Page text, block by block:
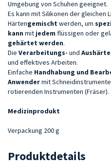
Umgebung von Schuhen geeignet.
Es kann mit Silikonen der gleichen
Härtengemischt werden, um
kann mit jedem flüssigen oder
gehärtet werden.
Die Verarbeitungs- und
und effektives Arbeiten.
Einfache Handhabung und
Anwendermit
rotierenden Instrumenten (Fräser).
Medizinprodukt
Verpackung 200 g
Produktdetails